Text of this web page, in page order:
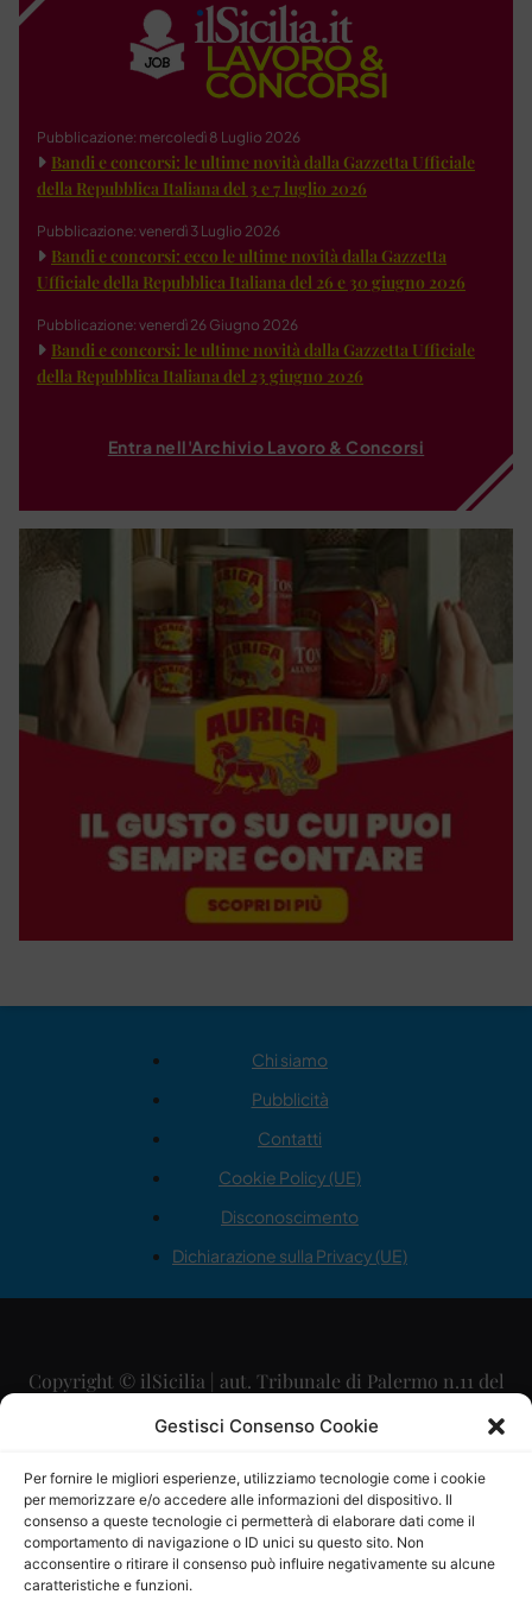
Gestisci Consenso Cookie
Per fornire le migliori esperienze, utilizziamo tecnologie come i cookie
per memorizzare e/o accedere alle informazioni del dispositivo. Il
consenso a queste tecnologie ci permetterà di elaborare dati come il
comportamento di navigazione o ID unici su questo sito. Non
acconsentire o ritirare il consenso può influire negativamente su alcune
caratteristiche e funzioni.
Pubblicazione: mercoledì 8 Luglio 2026
Bandi e concorsi: le ultime novità dalla Gazzetta Ufficiale
della Repubblica Italiana del 3 e 7 luglio 2026
Pubblicazione: venerdì 3 Luglio 2026
Bandi e concorsi: ecco le ultime novità dalla Gazzetta
Ufficiale della Repubblica Italiana del 26 e 30 giugno 2026
Pubblicazione: venerdì 26 Giugno 2026
Bandi e concorsi: le ultime novità dalla Gazzetta Ufficiale
della Repubblica Italiana del 23 giugno 2026
Entra nell'Archivio Lavoro & Concorsi
Chi siamo
Pubblicità
Contatti
Cookie Policy (UE)
Disconoscimento
Dichiarazione sulla Privacy (UE)
Copyright © ilSicilia | aut. Tribunale di Palermo n.11 del
29/09/2015
Direttore Editoriale: Maurizio Scaglione
Direttore Responsabile: Maria Calabrese